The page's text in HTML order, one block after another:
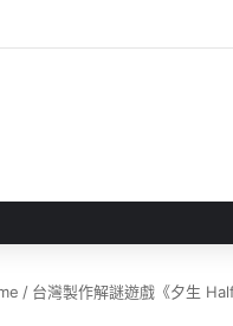
女子騎術學校作主題
/ 台灣製作解謎遊戲《夕生